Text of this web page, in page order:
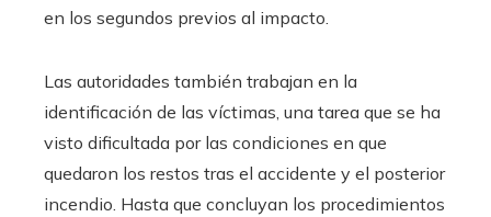
en los segundos previos al impacto.
Las autoridades también trabajan en la
identificación de las víctimas, una tarea que se ha
visto dificultada por las condiciones en que
quedaron los restos tras el accidente y el posterior
incendio. Hasta que concluyan los procedimientos